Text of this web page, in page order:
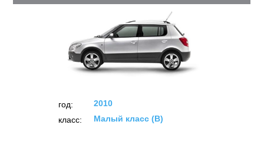
год:
2010
класс:
Малый класс (B)